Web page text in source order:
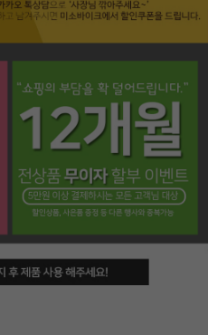
페이코 라이프